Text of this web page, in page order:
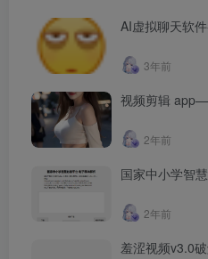
AI虚拟聊天软
3年前
视频剪辑
2年前
国家中小学智
2年前
羞涩视频v3.0